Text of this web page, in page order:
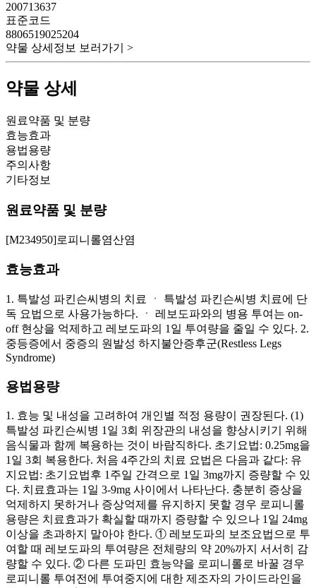
200713637
표준코드
8806519025204
약물 상세정보 보러가기 >
약물 상세
원료약품 및 분량
효능효과
용법용량
주의사항
기타정보
원료약품 및 분량
[M234950]로피니롤염산염
효능효과
1. 특발성 파킨슨씨병의 치료 ㆍ 특발성 파킨슨씨병 치료에 단
독 요법으로 사용가능하다. ㆍ 레보도파와의 병용 투여는 on-
off 현상을 억제하고 레보도파의 1일 투여량을 줄일 수 있다. 2.
중등증에서 중증의 원발성 하지불안증후군(Restless Legs
Syndrome)
용법용량
1. 효능 및 내성을 고려하여 개인별 적정 용량이 권장된다. (1)
특발성 파킨슨씨병 1일 3회 위장관의 내성을 향상시키기 위해
음식물과 함께 복용하는 것이 바람직하다. 초기요법: 0.25mg을
1일 3회 복용한다. 처음 4주간의 치료 요법은 다음과 같다: 유
지요법: 초기요법후 1주일 간격으로 1일 3mg까지 증량할 수 있
다. 치료효과는 1일 3-9mg 사이에서 나타난다. 충분히 증상을
억제하지 못하거나 증상억제를 유지하지 못할 경우 로피니롤
용량은 치료효과가 확실할 때까지 증량할 수 있으나 1일 24mg
이상을 초과하지 말아야 한다. ① 레보도파의 보조요법으로 투
여할 때 레보도파의 투여량은 전체량의 약 20%까지 서서히 감
량할 수 있다. ② 다른 도파민 효능약을 로피니롤로 바꿀 경우
로피니롤 투여전에 투여중지에 대한 제조자의 가이드라인을